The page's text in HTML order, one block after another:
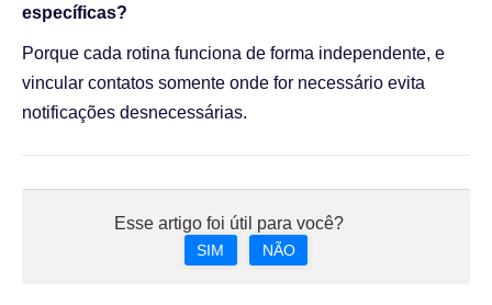
específicas?
Porque cada rotina funciona de forma independente, e
vincular contatos somente onde for necessário evita
notificações desnecessárias.
Esse artigo foi útil para você?
SIM NÃO